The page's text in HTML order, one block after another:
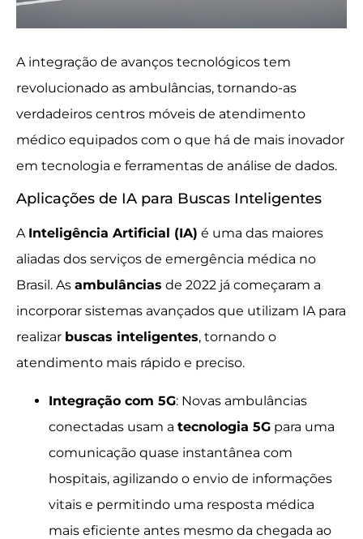
A integração de avanços tecnológicos tem
revolucionado as ambulâncias, tornando-as
verdadeiros centros móveis de atendimento
médico equipados com o que há de mais inovador
em tecnologia e ferramentas de análise de dados.
Aplicações de IA para Buscas Inteligentes
A Inteligência Artificial (IA) é uma das maiores
aliadas dos serviços de emergência médica no
Brasil. As ambulâncias de 2022 já começaram a
incorporar sistemas avançados que utilizam IA para
realizar buscas inteligentes, tornando o
atendimento mais rápido e preciso.
Integração com 5G: Novas ambulâncias
conectadas usam a tecnologia 5G para uma
comunicação quase instantânea com
hospitais, agilizando o envio de informações
vitais e permitindo uma resposta médica
mais eficiente antes mesmo da chegada ao